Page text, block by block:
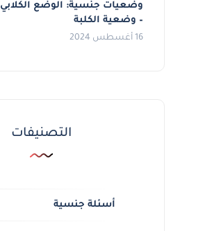
وضعيات جنسية: الوضع الكلابي
– وضعية الكلبة
16 أغسطس 2024
التصنيفات
أسئلة جنسية